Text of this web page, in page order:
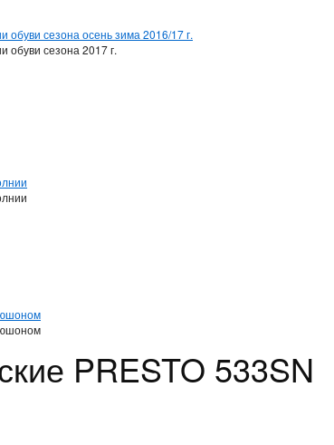
обуви сезона осень зима 2016/17 г.
обуви сезона 2017 г.
PRESTO 533SN